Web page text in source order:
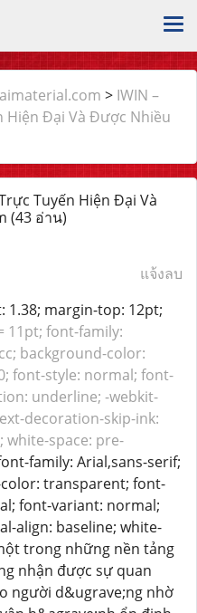
> IWIN –
Hiện Đại Và Được Nhiều
Tuyến Hiện Đại Và
(43 อ่าน)
แจ้งลบ
1.38; margin-top: 12pt;
11pt; font-family:
background-color:
font-style: normal; font-
underline; -webkit-
decoration-skip-ink:
white-space: pre-
family: Arial,sans-serif;
transparent; font-
font-variant: normal;
align: baseline; white-
trong những nền tảng
nhận được sự quan
người d&ugrave;ng nhờ